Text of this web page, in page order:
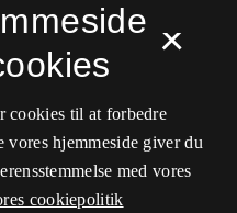
×
cookies til at forbedre
vores hjemmeside giver du
med vores
cookiepolitik